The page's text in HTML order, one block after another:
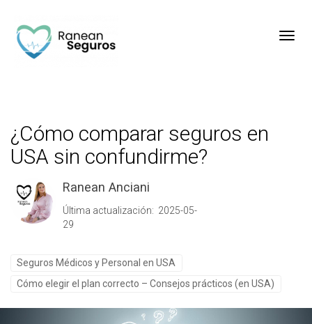
¿Cómo comparar seguros en
USA sin confundirme?
Ranean Anciani
Última actualización: 2025-05-
29
Seguros Médicos y Personal en USA
Cómo elegir el plan correcto – Consejos prácticos (en USA)